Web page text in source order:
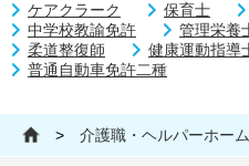
ケアクラーク
保育士
中学校教諭免許
管理栄養
柔道整復師
健康運動指導
普通自動車免許二種
> 介護職・ヘルパーホーム